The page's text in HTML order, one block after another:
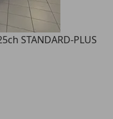
STANDARD-PLUS